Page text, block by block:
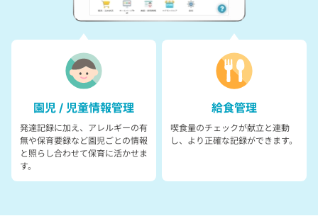
園児 / 児童情報管理
発達記録に加え、アレルギーの有
無や保育要録など園児ごとの情報
と照らし合わせて保育に活かせま
す。
給食管理
喫食量のチェックが献立と連動
し、より正確な記録ができます。